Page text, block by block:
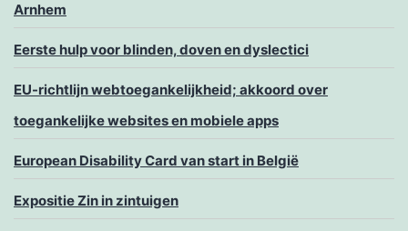
Arnhem
Eerste hulp voor blinden, doven en dyslectici
EU-richtlijn webtoegankelijkheid; akkoord over
toegankelijke websites en mobiele apps
European Disability Card van start in België
Expositie Zin in zintuigen